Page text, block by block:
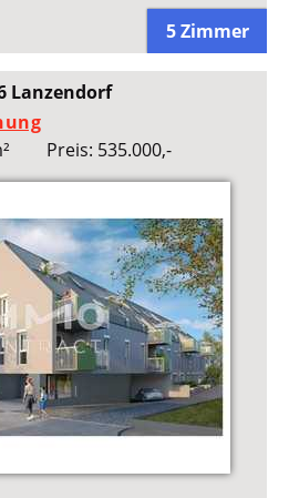
5 Zimmer
Lanzendorf
Preis: 535.000,-